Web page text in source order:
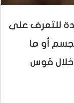
للتعرف على
أو ما
خلال قوس